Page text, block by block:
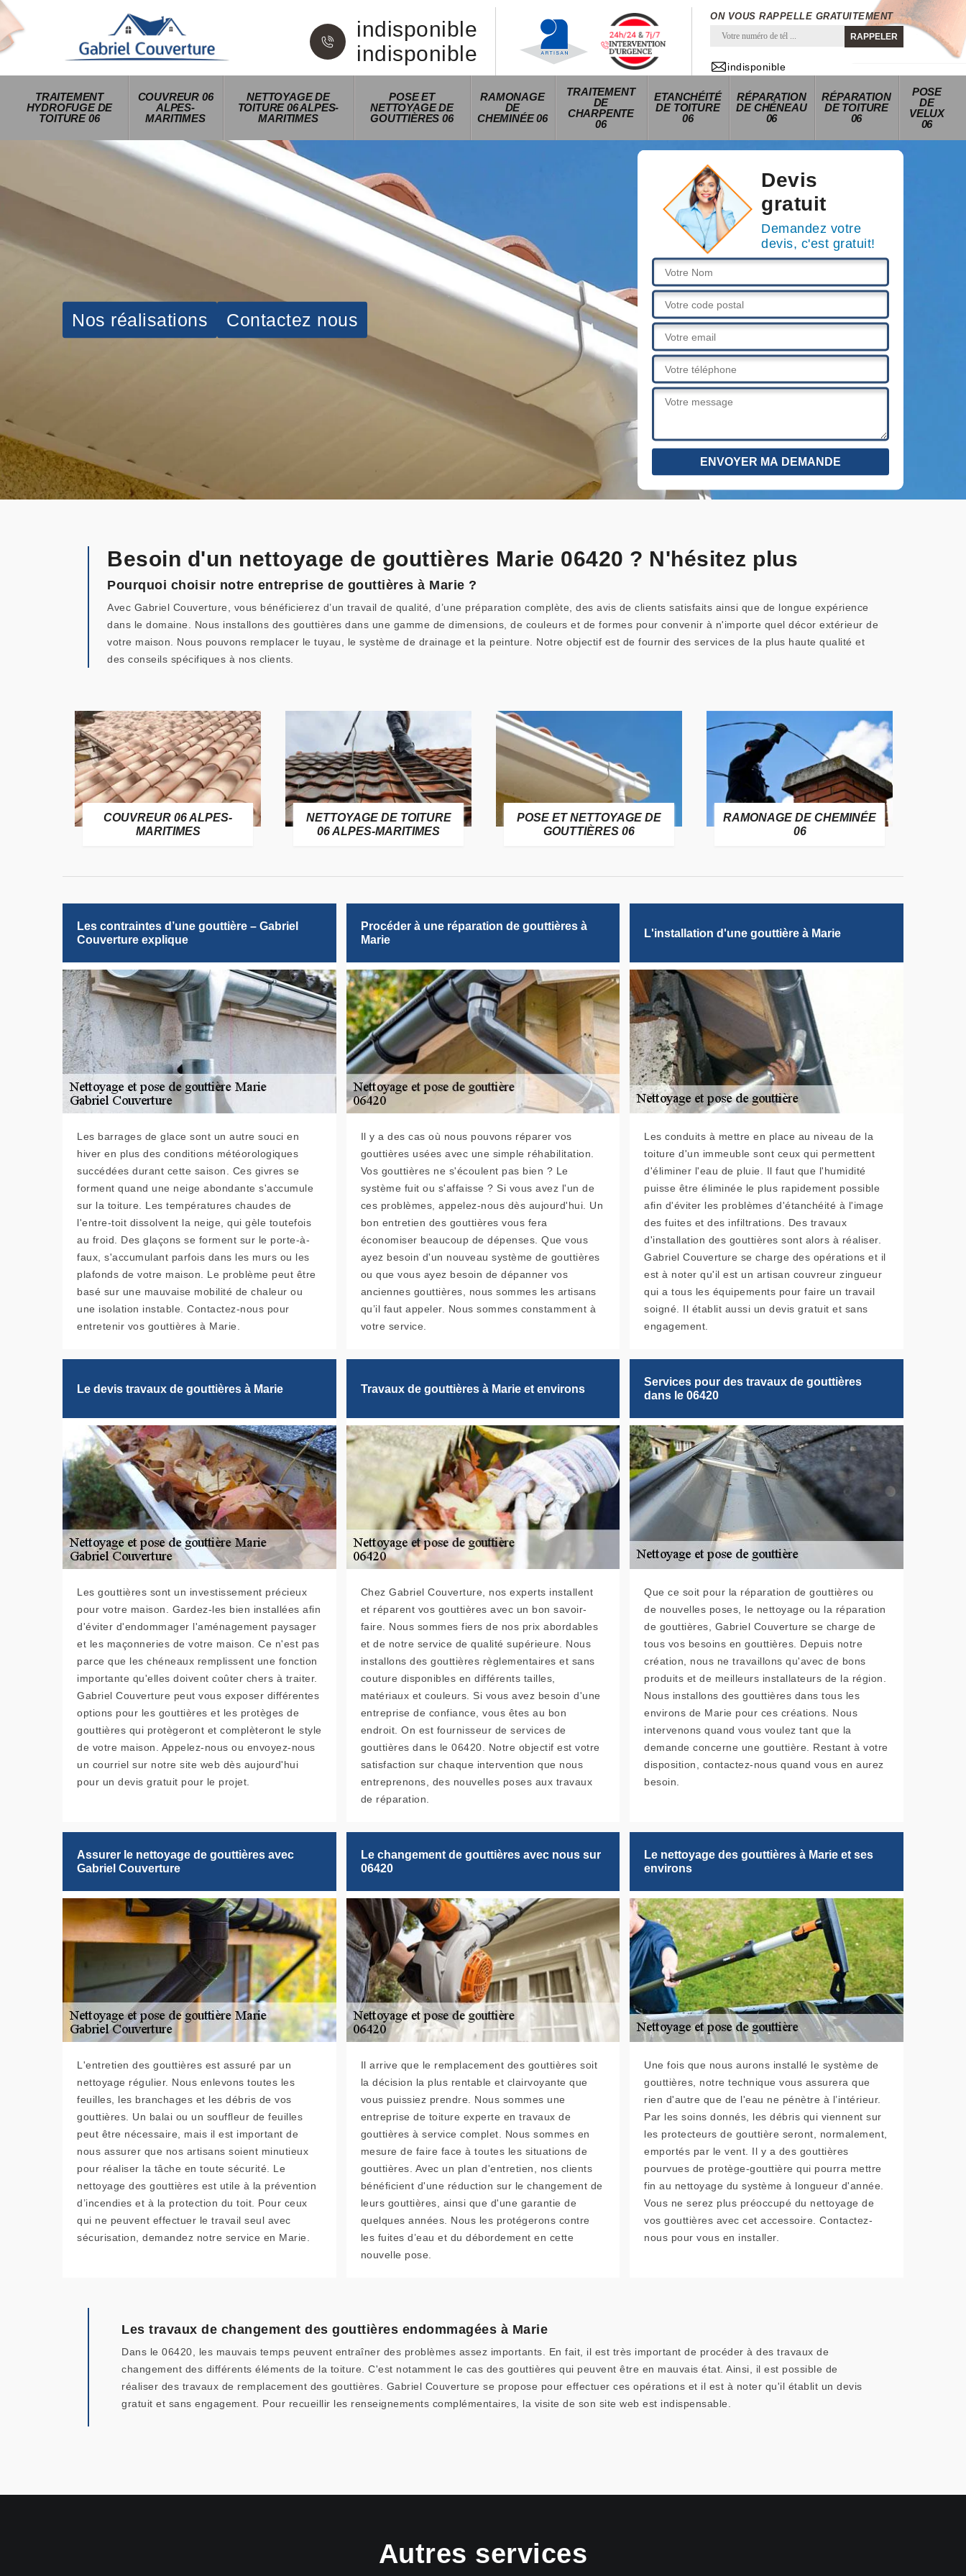
indisponible
indisponible
ON VOUS RAPPELLE GRATUITEMENT
indisponible
TRAITEMENT
HYDROFUGE DE
TOITURE 06
COUVREUR 06
ALPES-
MARITIMES
NETTOYAGE DE
TOITURE 06 ALPES-
MARITIMES
POSE ET
NETTOYAGE DE
GOUTTIÈRES 06
RAMONAGE
DE
CHEMINÉE 06
TRAITEMENT
DE
CHARPENTE
06
ETANCHÉITÉ
DE TOITURE
06
RÉPARATION
DE CHÉNEAU
06
RÉPARATION
DE TOITURE
06
POSE
DE
VELUX
06
Nos réalisations Contactez nous
Devis
gratuit
Demandez votre
devis, c'est gratuit!
Besoin d'un nettoyage de gouttières Marie 06420 ? N'hésitez plus
Pourquoi choisir notre entreprise de gouttières à Marie ?
Avec Gabriel Couverture, vous bénéficierez d’un travail de qualité, d’une préparation complète, des avis de clients satisfaits ainsi que de longue expérience
dans le domaine. Nous installons des gouttières dans une gamme de dimensions, de couleurs et de formes pour convenir à n'importe quel décor extérieur de
votre maison. Nous pouvons remplacer le tuyau, le système de drainage et la peinture. Notre objectif est de fournir des services de la plus haute qualité et
des conseils spécifiques à nos clients.
COUVREUR 06 ALPES-
MARITIMES
NETTOYAGE DE TOITURE
06 ALPES-MARITIMES
POSE ET NETTOYAGE DE
GOUTTIÈRES 06
RAMONAGE DE CHEMINÉE
06
Les contraintes d’une gouttière – Gabriel
Couverture explique
Les barrages de glace sont un autre souci en
hiver en plus des conditions météorologiques
succédées durant cette saison. Ces givres se
forment quand une neige abondante s'accumule
sur la toiture. Les températures chaudes de
l'entre-toit dissolvent la neige, qui gèle toutefois
au froid. Des glaçons se forment sur le porte-à-
faux, s'accumulant parfois dans les murs ou les
plafonds de votre maison. Le problème peut être
basé sur une mauvaise mobilité de chaleur ou
une isolation instable. Contactez-nous pour
entretenir vos gouttières à Marie.
Procéder à une réparation de gouttières à
Marie
Il y a des cas où nous pouvons réparer vos
gouttières usées avec une simple réhabilitation.
Vos gouttières ne s'écoulent pas bien ? Le
système fuit ou s'affaisse ? Si vous avez l'un de
ces problèmes, appelez-nous dès aujourd'hui. Un
bon entretien des gouttières vous fera
économiser beaucoup de dépenses. Que vous
ayez besoin d'un nouveau système de gouttières
ou que vous ayez besoin de dépanner vos
anciennes gouttières, nous sommes les artisans
qu’il faut appeler. Nous sommes constamment à
votre service.
L'installation d'une gouttière à Marie
Les conduits à mettre en place au niveau de la
toiture d'un immeuble sont ceux qui permettent
d'éliminer l'eau de pluie. Il faut que l'humidité
puisse être éliminée le plus rapidement possible
afin d'éviter les problèmes d'étanchéité à l'image
des fuites et des infiltrations. Des travaux
d'installation des gouttières sont alors à réaliser.
Gabriel Couverture se charge des opérations et il
est à noter qu'il est un artisan couvreur zingueur
qui a tous les équipements pour faire un travail
soigné. Il établit aussi un devis gratuit et sans
engagement.
Le devis travaux de gouttières à Marie
Les gouttières sont un investissement précieux
pour votre maison. Gardez-les bien installées afin
d'éviter d'endommager l'aménagement paysager
et les maçonneries de votre maison. Ce n'est pas
parce que les chéneaux remplissent une fonction
importante qu'elles doivent coûter chers à traiter.
Gabriel Couverture peut vous exposer différentes
options pour les gouttières et les protèges de
gouttières qui protègeront et complèteront le style
de votre maison. Appelez-nous ou envoyez-nous
un courriel sur notre site web dès aujourd'hui
pour un devis gratuit pour le projet.
Travaux de gouttières à Marie et environs
Chez Gabriel Couverture, nos experts installent
et réparent vos gouttières avec un bon savoir-
faire. Nous sommes fiers de nos prix abordables
et de notre service de qualité supérieure. Nous
installons des gouttières règlementaires et sans
couture disponibles en différents tailles,
matériaux et couleurs. Si vous avez besoin d'une
entreprise de confiance, vous êtes au bon
endroit. On est fournisseur de services de
gouttières dans le 06420. Notre objectif est votre
satisfaction sur chaque intervention que nous
entreprenons, des nouvelles poses aux travaux
de réparation.
Services pour des travaux de gouttières
dans le 06420
Que ce soit pour la réparation de gouttières ou
de nouvelles poses, le nettoyage ou la réparation
de gouttières, Gabriel Couverture se charge de
tous vos besoins en gouttières. Depuis notre
création, nous ne travaillons qu'avec de bons
produits et de meilleurs installateurs de la région.
Nous installons des gouttières dans tous les
environs de Marie pour ces créations. Nous
intervenons quand vous voulez tant que la
demande concerne une gouttière. Restant à votre
disposition, contactez-nous quand vous en aurez
besoin.
Assurer le nettoyage de gouttières avec
Gabriel Couverture
L'entretien des gouttières est assuré par un
nettoyage régulier. Nous enlevons toutes les
feuilles, les branchages et les débris de vos
gouttières. Un balai ou un souffleur de feuilles
peut être nécessaire, mais il est important de
nous assurer que nos artisans soient minutieux
pour réaliser la tâche en toute sécurité. Le
nettoyage des gouttières est utile à la prévention
d’incendies et à la protection du toit. Pour ceux
qui ne peuvent effectuer le travail seul avec
sécurisation, demandez notre service en Marie.
Le changement de gouttières avec nous sur
06420
Il arrive que le remplacement des gouttières soit
la décision la plus rentable et clairvoyante que
vous puissiez prendre. Nous sommes une
entreprise de toiture experte en travaux de
gouttières à service complet. Nous sommes en
mesure de faire face à toutes les situations de
gouttières. Avec un plan d'entretien, nos clients
bénéficient d'une réduction sur le changement de
leurs gouttières, ainsi que d'une garantie de
quelques années. Nous les protégerons contre
les fuites d’eau et du débordement en cette
nouvelle pose.
Le nettoyage des gouttières à Marie et ses
environs
Une fois que nous aurons installé le système de
gouttières, notre technique vous assurera que
rien d'autre que de l'eau ne pénètre à l’intérieur.
Par les soins donnés, les débris qui viennent sur
les protecteurs de gouttière seront, normalement,
emportés par le vent. Il y a des gouttières
pourvues de protège-gouttière qui pourra mettre
fin au nettoyage du système à longueur d'année.
Vous ne serez plus préoccupé du nettoyage de
vos gouttières avec cet accessoire. Contactez-
nous pour vous en installer.
Les travaux de changement des gouttières endommagées à Marie
Dans le 06420, les mauvais temps peuvent entraîner des problèmes assez importants. En fait, il est très important de procéder à des travaux de
changement des différents éléments de la toiture. C'est notamment le cas des gouttières qui peuvent être en mauvais état. Ainsi, il est possible de
réaliser des travaux de remplacement des gouttières. Gabriel Couverture se propose pour effectuer ces opérations et il est à noter qu'il établit un devis
gratuit et sans engagement. Pour recueillir les renseignements complémentaires, la visite de son site web est indispensable.
Autres services